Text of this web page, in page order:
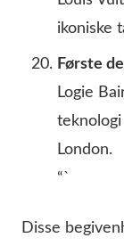
ikoniske
Første
Logie
London.
“`
Disse